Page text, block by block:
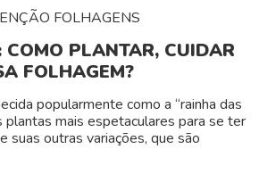
FOLHAGENS
COMO PLANTAR, CUIDAR
FOLHAGEM?
popularmente como a “rainha das
plantas mais espetaculares para se ter
suas outras variações, que são